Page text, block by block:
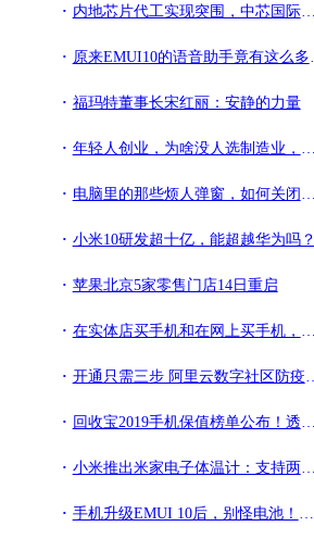
内地芯片代工实现突围，中芯国际二代FinFET进展快逼近台积电7nm
原来EMUI10的语音助手竟有这么多功能，网友：白拿华为手机了
福玛特董事长宋红丽：安静的力量
年轻人创业，为啥没人选制造业，全都扎堆互联网与服务业？
电脑里的那些烦人弹窗，如何关闭或者删除？
小米10研发超十亿，能超越华为吗？
苹果北京5家零售门店14日重启
在实体店买手机和在网上买手机，到底有啥区别？看完瞬间明白了
开通只需三步 阿里云数字社区防疫系统已服务数百小区
回收宝2019手机保值榜单公布！透露2020手机市场趋势
小米推出米家电子体温计：支持两种测温模式，配智能收纳盒
手机升级EMUI 10后，别怪电池！都是这些设置“惹的祸”！